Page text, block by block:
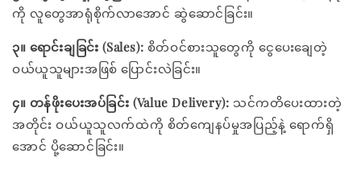
ကို လူတွေအာရုံစိုက်လာအောင် ဆွဲဆောင်ခြင်း။
၃။ ရောင်းချခြင်း (Sales): စိတ်ဝင်စားသူတွေကို ငွေပေးချေတဲ့
ဝယ်ယူသူများအဖြစ် ပြောင်းလဲခြင်း။
၄။ တန်ဖိုးပေးအပ်ခြင်း (Value Delivery): သင်ကတိပေးထားတဲ့
အတိုင်း ဝယ်ယူသူလက်ထဲကို စိတ်ကျေနပ်မှုအပြည့်နဲ့ ရောက်ရှိ
အောင် ပို့ဆောင်ခြင်း။